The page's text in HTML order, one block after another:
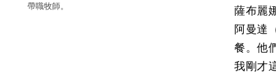
帶職牧師。
薩布麗
阿曼達
餐。他
我剛才